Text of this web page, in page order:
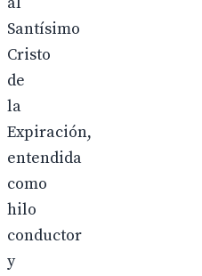
Santísimo
Cristo
de
la
Expiración,
entendida
como
hilo
conductor
y